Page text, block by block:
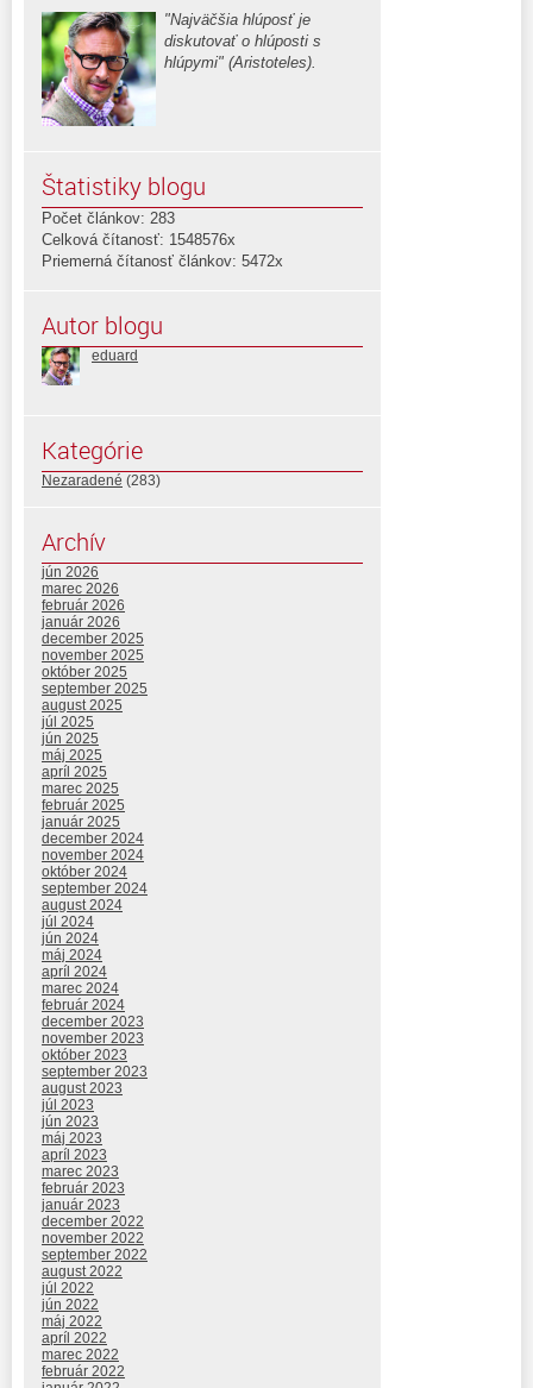
"Najväčšia hlúposť je
diskutovať o hlúposti s
hlúpymi" (Aristoteles).
Štatistiky blogu
Počet článkov: 283
Celková čítanosť: 1548576x
Priemerná čítanosť článkov: 5472x
Autor blogu
eduard
Kategórie
Nezaradené (283)
Archív
jún 2026
marec 2026
február 2026
január 2026
december 2025
november 2025
október 2025
september 2025
august 2025
júl 2025
jún 2025
máj 2025
apríl 2025
marec 2025
február 2025
január 2025
december 2024
november 2024
október 2024
september 2024
august 2024
júl 2024
jún 2024
máj 2024
apríl 2024
marec 2024
február 2024
december 2023
november 2023
október 2023
september 2023
august 2023
júl 2023
jún 2023
máj 2023
apríl 2023
marec 2023
február 2023
január 2023
december 2022
november 2022
september 2022
august 2022
júl 2022
jún 2022
máj 2022
apríl 2022
marec 2022
február 2022